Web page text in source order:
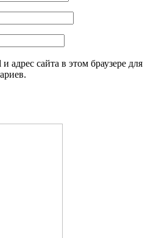
адрес сайта в этом браузере для